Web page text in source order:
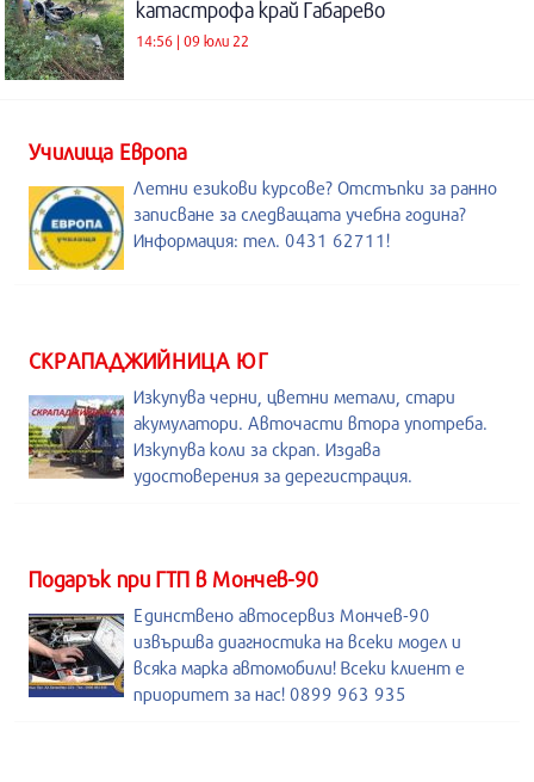
катастрофа край Габарево
14:56 | 09 юли 22
Училища Европа
Летни езикови курсове? Отстъпки за ранно
записване за следващата учебна година?
Информация: тел. 0431 62711!
СКРАПАДЖИЙНИЦА ЮГ
Изкупува черни, цветни метали, стари
акумулатори. Авточасти втора употреба.
Изкупува коли за скрап. Издава
удостоверения за дерегистрация.
Подарък при ГТП в Мончев-90
Единствено автосервиз Мончев-90
извършва диагностика на всеки модел и
всяка марка автомобили! Всеки клиент е
приоритет за нас! 0899 963 935